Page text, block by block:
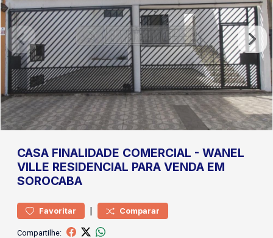
CASA FINALIDADE COMERCIAL - WANEL
VILLE RESIDENCIAL PARA VENDA EM
SOROCABA
Favoritar | Comparar
Compartilhe: